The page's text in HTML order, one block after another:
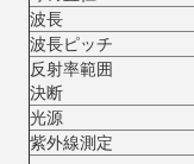
波長
波長ピッチ
反射率範囲
決断
光源
紫外線測定